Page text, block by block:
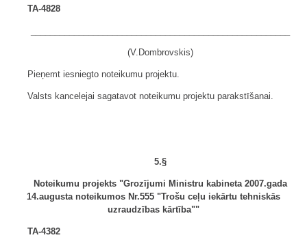
TA-4828
(V.Dombrovskis)
Pieņemt iesniegto noteikumu projektu.
Valsts kancelejai sagatavot noteikumu projektu parakstīšanai.
5.§
Noteikumu projekts "Grozījumi Ministru kabineta 2007.gada
14.augusta noteikumos Nr.555 "Trošu ceļu iekārtu tehniskās
uzraudzības kārtība""
TA-4382